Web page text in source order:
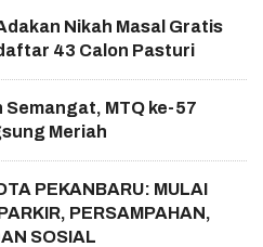
Nikah Masal Gratis
43 Calon Pasturi
Semangat, MTQ ke-57
Meriah
PEKANBARU: MULAI
PERSAMPAHAN,
SOSIAL